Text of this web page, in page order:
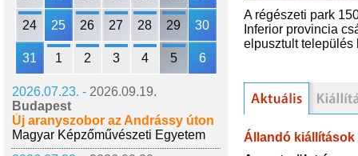
24 25 26 27 28 29 30
31 1 2 3 4 5 6
2026.07.23. - 2026.09.19.
Budapest
Új aranyszobor az Andrássy úton
Magyar Képzőművészeti Egyetem
A régészeti park
Inferior provincia
elpusztult település
Állandó kiállítások